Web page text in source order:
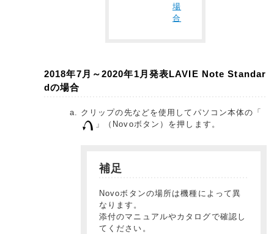
場
合
2018年7月～2020年1月発表LAVIE Note Standar
dの場合
クリップの先などを使用してパソコン本体の「
」（Novoボタン）を押します。
補足
Novoボタンの場所は機種によって異
なります。
添付のマニュアルやカタログで確認し
てください。